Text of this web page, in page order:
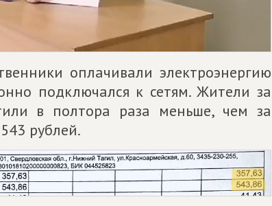
оплачивали электроэнергию
подключался к сетям. Жители за
в полтора раза меньше, чем за
рублей.